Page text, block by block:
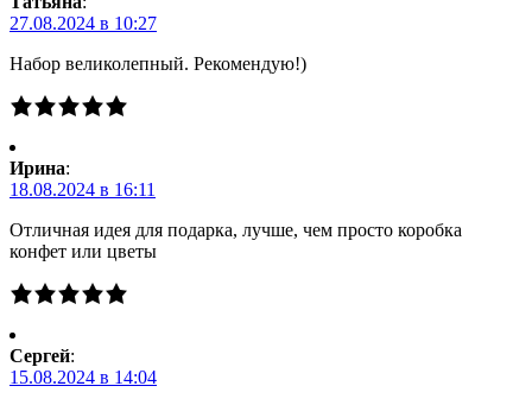
27.08.2024 в 10:27
Набор великолепный. Рекомендую!)
Ирина:
18.08.2024 в 16:11
Отличная идея для подарка, лучше, чем просто коробка
конфет или цветы
Сергей:
15.08.2024 в 14:04